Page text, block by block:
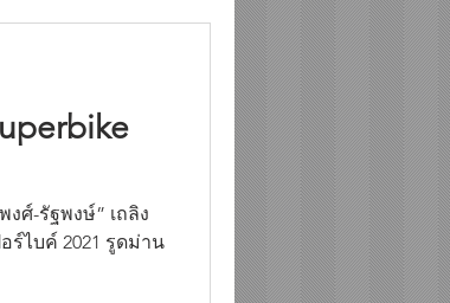
งศ์-รัฐพงษ์” เถลิง
ร์ไบค์ 2021 รูดม่าน